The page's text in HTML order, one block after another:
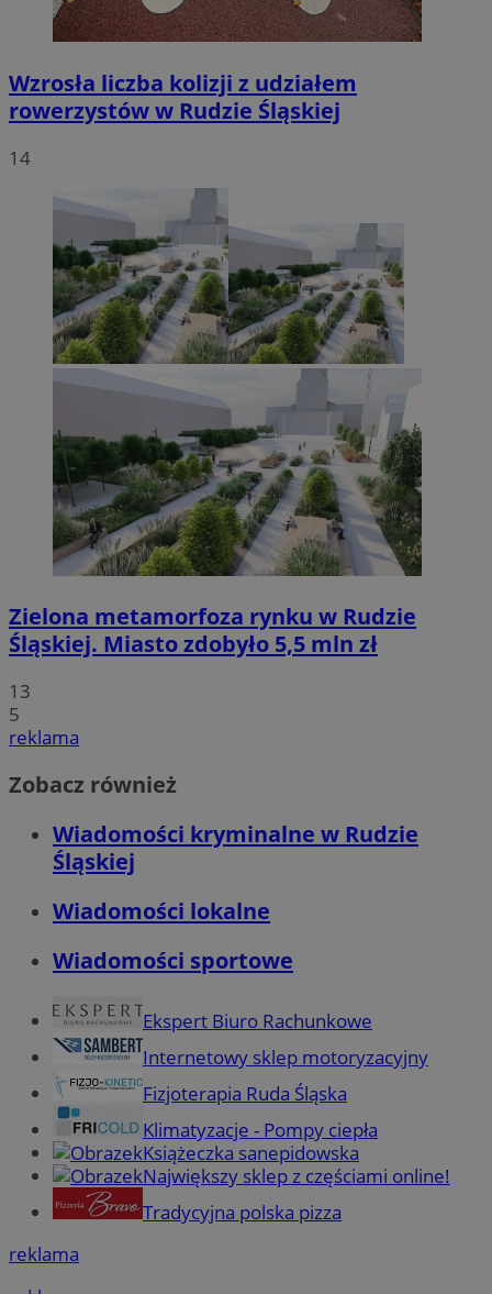
Wzrosła liczba kolizji z udziałem
rowerzystów w Rudzie Śląskiej
14
Zielona metamorfoza rynku w Rudzie
Śląskiej. Miasto zdobyło 5,5 mln zł
13
5
reklama
Zobacz również
Wiadomości kryminalne w Rudzie
Śląskiej
Wiadomości lokalne
Wiadomości sportowe
Ekspert Biuro Rachunkowe
Internetowy sklep motoryzacyjny
Fizjoterapia Ruda Śląska
Klimatyzacje - Pompy ciepła
Książeczka sanepidowska
Największy sklep z częściami online!
Tradycyjna polska pizza
reklama